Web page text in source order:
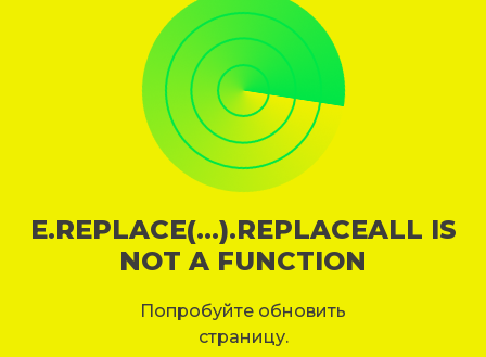
E.REPLACE(...).REPLACEALL IS
NOT A FUNCTION
Попробуйте обновить
страницу.